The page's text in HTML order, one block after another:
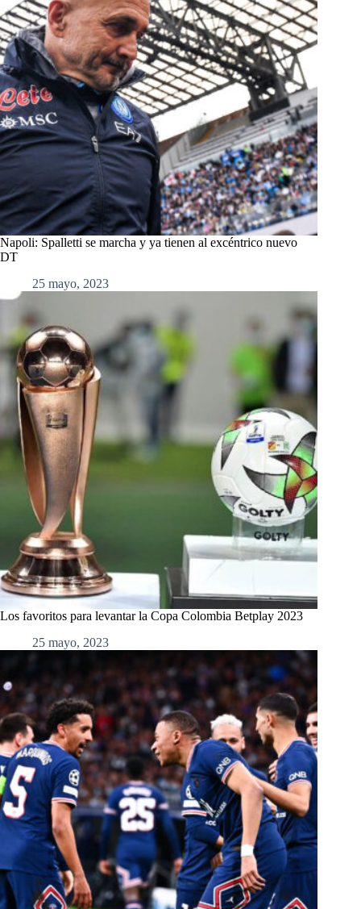
Napoli: Spalletti se marcha y ya tienen al excéntrico nuevo
DT
25 mayo, 2023
Los favoritos para levantar la Copa Colombia Betplay 2023
25 mayo, 2023